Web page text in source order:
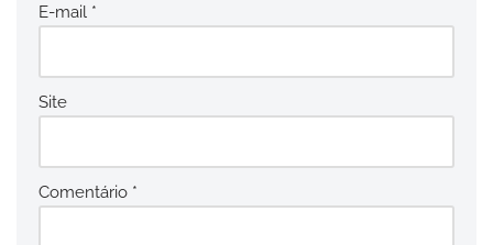
E-mail *
Site
Comentário *